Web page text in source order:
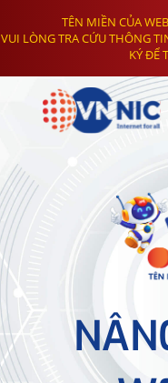
TÊN MIỀN CỦA
VUI LÒNG TRA CỨU THÔNG
KÝ ĐỂ